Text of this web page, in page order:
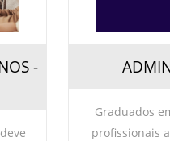
-
Graduados
profissionais